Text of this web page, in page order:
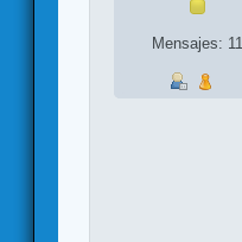
Mensajes: 11